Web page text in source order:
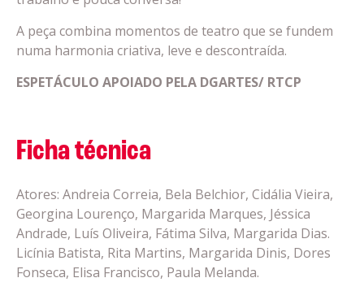
A peça combina momentos de teatro que se fundem
numa harmonia criativa, leve e descontraída.
ESPETÁCULO APOIADO PELA DGARTES/ RTCP
Ficha técnica
Atores: Andreia Correia, Bela Belchior, Cidália Vieira,
Georgina Lourenço, Margarida Marques, Jéssica
Andrade, Luís Oliveira, Fátima Silva, Margarida Dias.
Licínia Batista, Rita Martins, Margarida Dinis, Dores
Fonseca, Elisa Francisco, Paula Melanda.